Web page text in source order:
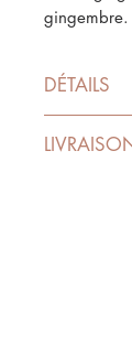
gingembre.
DÉTAILS
Valeur